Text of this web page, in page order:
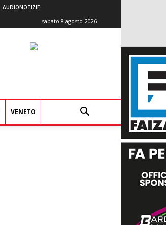
AUDIONOTIZIE
sabato 8 agosto 2026
VENETO